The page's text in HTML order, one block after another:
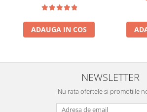
ADAUGA IN COS
NEWSLETTER
Nu rata ofertele si promotiile